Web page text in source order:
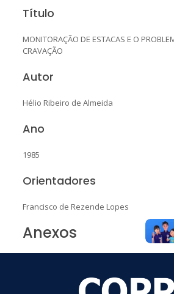
Título
MONITORAÇÃO DE ESTACAS E O
CRAVAÇÃO
Autor
Hélio Ribeiro de Almeida
Ano
1985
Orientadores
Francisco de Rezende Lopes
Anexos